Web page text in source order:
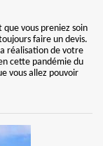
vous preniez soin
faire un devis.
réalisation de votre
cette pandémie du
vous allez pouvoir